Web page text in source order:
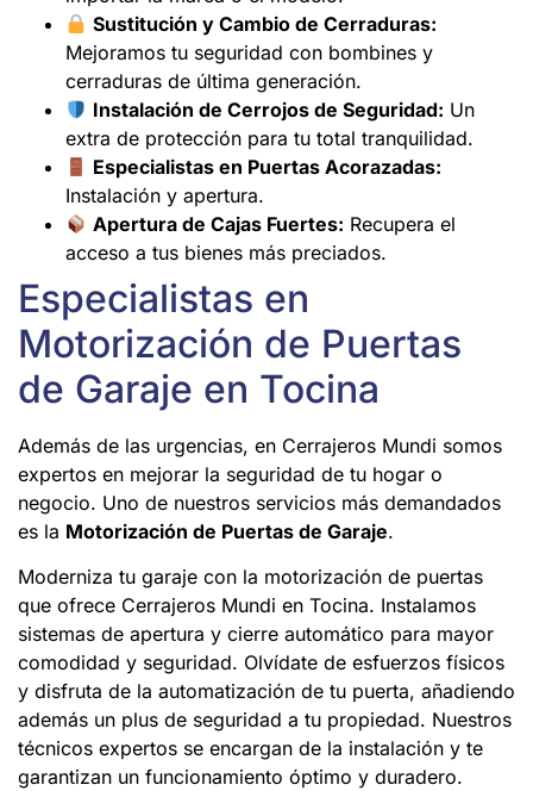
Sustitución y Cambio de Cerraduras:
Mejoramos tu seguridad con bombines y
cerraduras de última generación.
Instalación de Cerrojos de Seguridad: Un
extra de protección para tu total tranquilidad.
Especialistas en Puertas Acorazadas:
Instalación y apertura.
Apertura de Cajas Fuertes: Recupera el
acceso a tus bienes más preciados.
Especialistas en
Motorización de Puertas
de Garaje en Tocina
Además de las urgencias, en Cerrajeros Mundi somos
expertos en mejorar la seguridad de tu hogar o
negocio. Uno de nuestros servicios más demandados
es la Motorización de Puertas de Garaje.
Moderniza tu garaje con la motorización de puertas
que ofrece Cerrajeros Mundi en Tocina. Instalamos
sistemas de apertura y cierre automático para mayor
comodidad y seguridad. Olvídate de esfuerzos físicos
y disfruta de la automatización de tu puerta, añadiendo
además un plus de seguridad a tu propiedad. Nuestros
técnicos expertos se encargan de la instalación y te
garantizan un funcionamiento óptimo y duradero.